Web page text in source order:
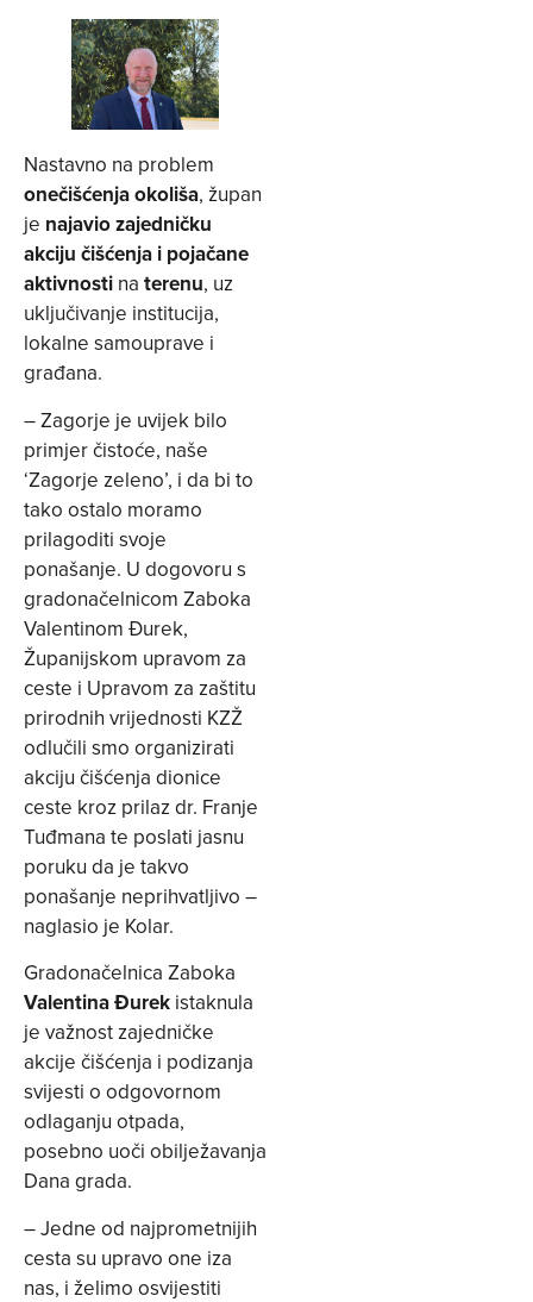
Nastavno na problem
onečišćenja okoliša, župan
je najavio zajedničku
akciju čišćenja i pojačane
aktivnosti na terenu, uz
uključivanje institucija,
lokalne samouprave i
građana.
– Zagorje je uvijek bilo
primjer čistoće, naše
‘Zagorje zeleno’, i da bi to
tako ostalo moramo
prilagoditi svoje
ponašanje. U dogovoru s
gradonačelnicom Zaboka
Valentinom Đurek,
Županijskom upravom za
ceste i Upravom za zaštitu
prirodnih vrijednosti KZŽ
odlučili smo organizirati
akciju čišćenja dionice
ceste kroz prilaz dr. Franje
Tuđmana te poslati jasnu
poruku da je takvo
ponašanje neprihvatljivo –
naglasio je Kolar.
Gradonačelnica Zaboka
Valentina Đurek istaknula
je važnost zajedničke
akcije čišćenja i podizanja
svijesti o odgovornom
odlaganju otpada,
posebno uoči obilježavanja
Dana grada.
– Jedne od najprometnijih
cesta su upravo one iza
nas, i želimo osvijestiti